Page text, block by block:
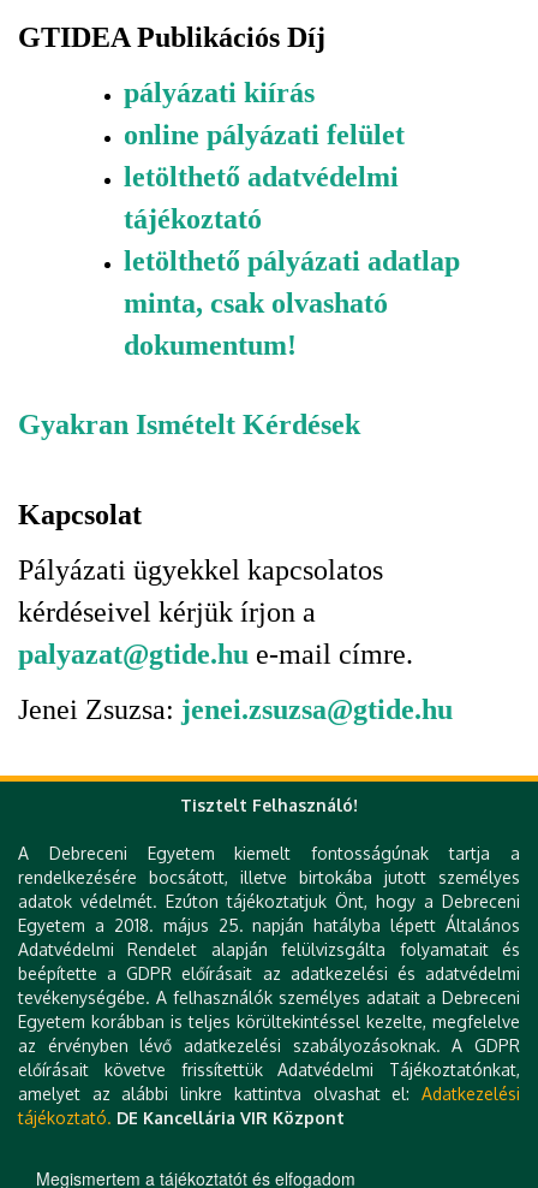
GTIDEA Publikációs Díj
pályázati kiírás
online pályázati felület
letölthető adatvédelmi
tájékoztató
letölthető pályázati adatlap
minta, csak olvasható
dokumentum!
Gyakran Ismételt Kérdések
Kapcsolat
Pályázati ügyekkel kapcsolatos
kérdéseivel kérjük írjon a
palyazat@gtide.hu e-mail címre.
Jenei Zsuzsa: jenei.zsuzsa@gtide.hu
Frissítés dátuma: 2024.04.16.
Gyorslinkek
DE telefonkönyv
e-Organogram
Hibabejelentés
Technikai információk
Kapcsolat
Tisztelt Felhasználó!
A Debreceni Egyetem kiemelt fontosságúnak tartja a
rendelkezésére bocsátott, illetve birtokába jutott személyes
adatok védelmét. Ezúton tájékoztatjuk Önt, hogy a Debreceni
Egyetem a 2018. május 25. napján hatályba lépett Általános
Adatvédelmi Rendelet alapján felülvizsgálta folyamatait és
beépítette a GDPR előírásait az adatkezelési és adatvédelmi
tevékenységébe. A felhasználók személyes adatait a Debreceni
Egyetem korábban is teljes körültekintéssel kezelte, megfelelve
az érvényben lévő adatkezelési szabályozásoknak. A GDPR
előírásait követve frissítettük Adatvédelmi Tájékoztatónkat,
amelyet az alábbi linkre kattintva olvashat el: Adatkezelési
tájékoztató. DE Kancellária VIR Központ
Megismertem a tájékoztatót és elfogadom